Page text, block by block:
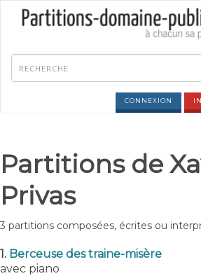
CONNEXION
Partitions de
Privas
3 partitions composées, écrites ou
1. Berceuse des traine-misère
avec piano